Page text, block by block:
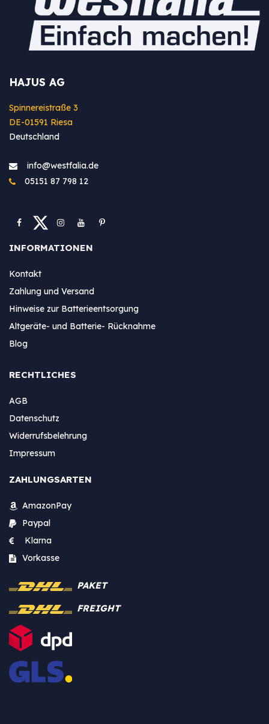
HAJUS AG
Spinnereistraße 3
DE-01591 Riesa
Deutschland
info@westfa​lia.de
05151 87 798 12
INFORMATIONEN
Kontakt
Zahlung und Versand
Hinweise zur Batterieentsorgung
Altgeräte- und Batterie- Rücknahme
Blog
RECHTLICHES
AGB
Datenschutz
Widerrufsbelehrung
Impressum
ZAHLUNGSARTEN
AmazonPay
Paypal
Klarna
Vorkasse
PAKET
FREIGHT